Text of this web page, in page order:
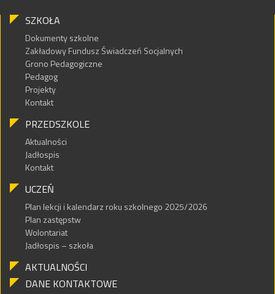
SZKOŁA
Dokumenty szkolne
Zakładowy Fundusz Świadczeń Socjalnych
Grono Pedagogiczne
Pedagog
Projekty
Kontakt
PRZEDSZKOLE
Aktualności
Jadłospis
Kontakt
UCZEŃ
Plan lekcji i kalendarz roku szkolnego 2025/2026
Plan zastępstw
Wolontariat
Jadłospis – szkoła
AKTUALNOŚCI
DANE KONTAKTOWE